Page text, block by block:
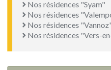
Nos résidences "Syam"
Nos résidences
Nos résidences
Nos résidences "Vers-